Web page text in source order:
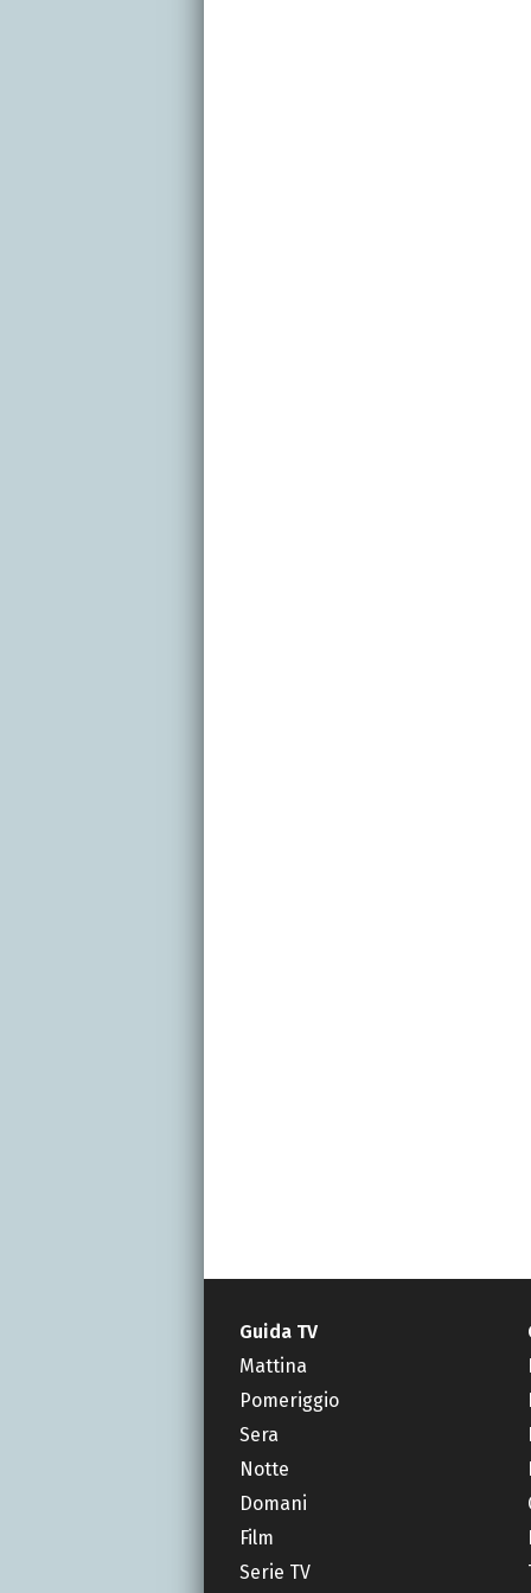
Guida TV
Mattina
Pomeriggio
Sera
Notte
Domani
Film
Serie TV